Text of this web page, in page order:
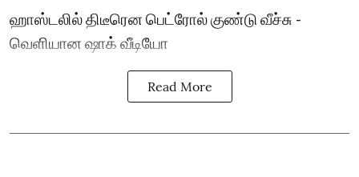
ஹாஸ்டலில் திடீரென பெட்ரோல் குண்டு வீச்சு -
வெளியான ஷாக் வீடியோ
Read More